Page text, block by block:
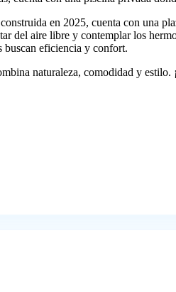
en 2025, cuenta con una
del aire libre y contemplar los
buscan eficiencia y confort.
naturaleza, comodidad y